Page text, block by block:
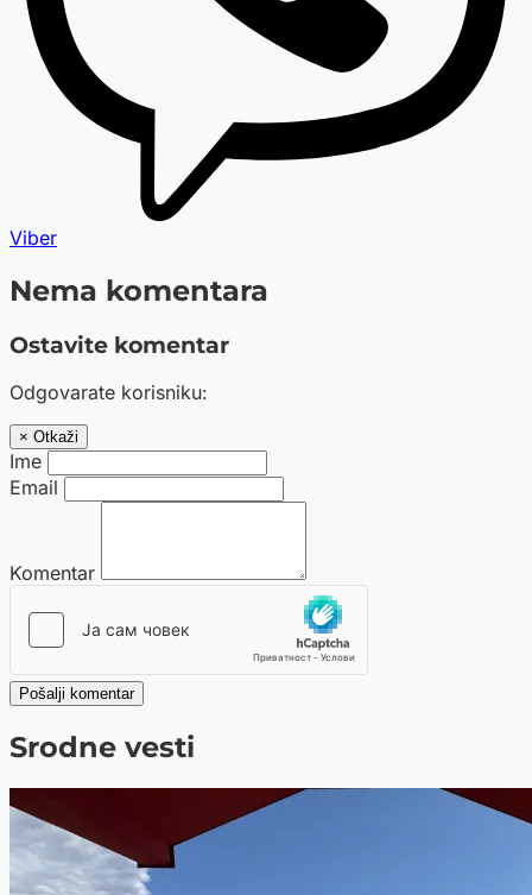
Viber
Nema komentara
Ostavite komentar
Odgovarate korisniku:
× Otkaži
Ime
Email
Komentar
Pošalji komentar
Srodne vesti